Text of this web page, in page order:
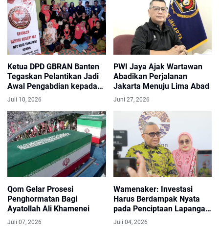
Ketua DPD GBRAN Banten
Tegaskan Pelantikan Jadi
Awal Pengabdian kepada
Masyarakat
Juli 10, 2026
PWI Jaya Ajak Wartawan
Abadikan Perjalanan
Jakarta Menuju Lima Abad
Juni 27, 2026
Qom Gelar Prosesi
Penghormatan Bagi
Ayatollah Ali Khamenei
Juli 07, 2026
Wamenaker: Investasi
Harus Berdampak Nyata
pada Penciptaan Lapangan
Kerja Berkualitas
Juli 04, 2026